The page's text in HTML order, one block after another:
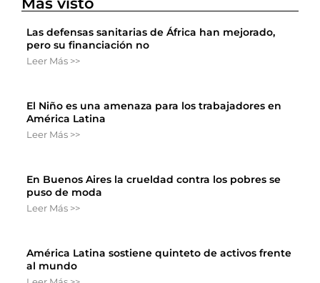
Las defensas sanitarias de África han mejorado,
pero su financiación no
Leer Más >>
El Niño es una amenaza para los trabajadores en
América Latina
Leer Más >>
En Buenos Aires la crueldad contra los pobres se
puso de moda
Leer Más >>
América Latina sostiene quinteto de activos frente
al mundo